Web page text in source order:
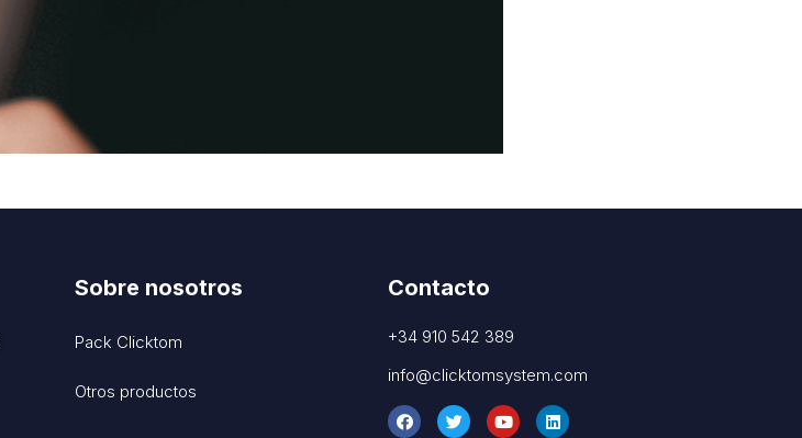
Sobre nosotros
Pack Clicktom
Otros productos
Contacto
+34 910 542 389
info@clicktomsystem.com